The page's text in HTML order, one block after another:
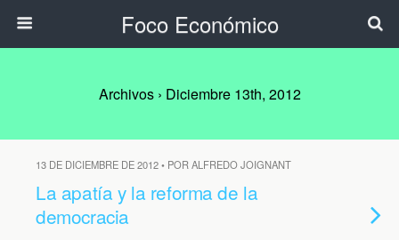
Foco Económico
Archivos › Diciembre 13th, 2012
13 DE DICIEMBRE DE 2012 • POR ALFREDO JOIGNANT
La apatía y la reforma de la
democracia